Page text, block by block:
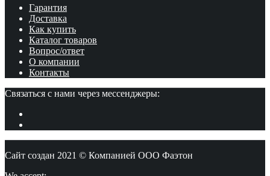
Гарантия
Доставка
Как купить
Каталог товаров
Вопрос/ответ
О компании
Контакты
Связаться с нами через мессенджеры:
Сайт создан 2021 © Компанией ООО Фаэтон